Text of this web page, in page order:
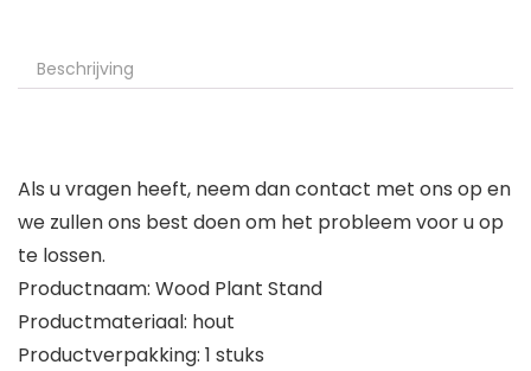
Beschrijving
Als u vragen heeft, neem dan contact met ons op en
we zullen ons best doen om het probleem voor u op
te lossen.
Productnaam: Wood Plant Stand
Productmateriaal: hout
Productverpakking: 1 stuks